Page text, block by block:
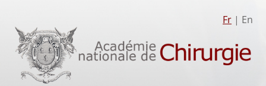
Fr | En